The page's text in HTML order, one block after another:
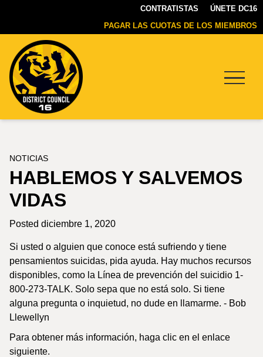
CONTRATISTAS
ÚNETE DC16
PAGAR LAS CUOTAS DE LOS MIEMBROS
NOTICIAS
HABLEMOS Y SALVEMOS
VIDAS
Posted diciembre 1, 2020
Si usted o alguien que conoce está sufriendo y tiene
pensamientos suicidas, pida ayuda. Hay muchos recursos
disponibles, como la Línea de prevención del suicidio 1-
800-273-TALK. Solo sepa que no está solo. Si tiene
alguna pregunta o inquietud, no dude en llamarme. - Bob
Llewellyn
Para obtener más información, haga clic en el enlace
siguiente.